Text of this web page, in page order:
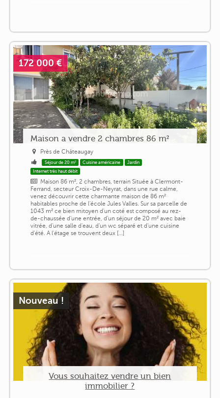
172 000 €
Maison a vendre 2 chambres 86 m²
Près de Châteaugay
Séjour de 20 m² Cuisine américaine
Jardin
Internet très haut débit
Maison 86 m², 2 chambres, terrain Située à Clermont-
Ferrand, secteur Croix-De-Neyrat, dans une rue calme,
venez découvrir cette charmante maison de 86 m²
habitables proche de l'école Jules Valles. Sur sa parcelle de
1043 m² ce bien mitoyen d'un coté est composé au rez-
de-chaussée d'une entrée, d'un séjour de 20 m² avec baie
vitrée, d'une salle d'eau, d'un wc séparé et d'une cuisine
d'été. A l'étage se trouvent deux [...]
Nouveau !
Vous souhaitez vendre un bien
immobilier ?